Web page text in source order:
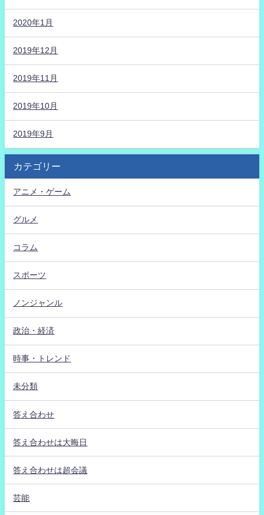
2020年1月
2019年12月
2019年11月
2019年10月
2019年9月
カテゴリー
アニメ・ゲーム
グルメ
コラム
スポーツ
ノンジャンル
政治・経済
時事・トレンド
未分類
答え合わせ
答え合わせは大晦日
答え合わせは超会議
芸能